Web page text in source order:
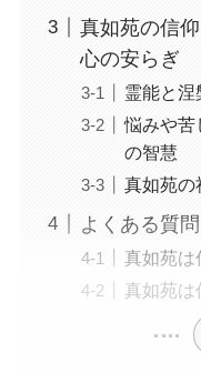
真如苑の信
心の安らぎ
霊能と涅
悩みや苦
の智慧
真如苑の
よくある質問
真如苑は
真如苑は